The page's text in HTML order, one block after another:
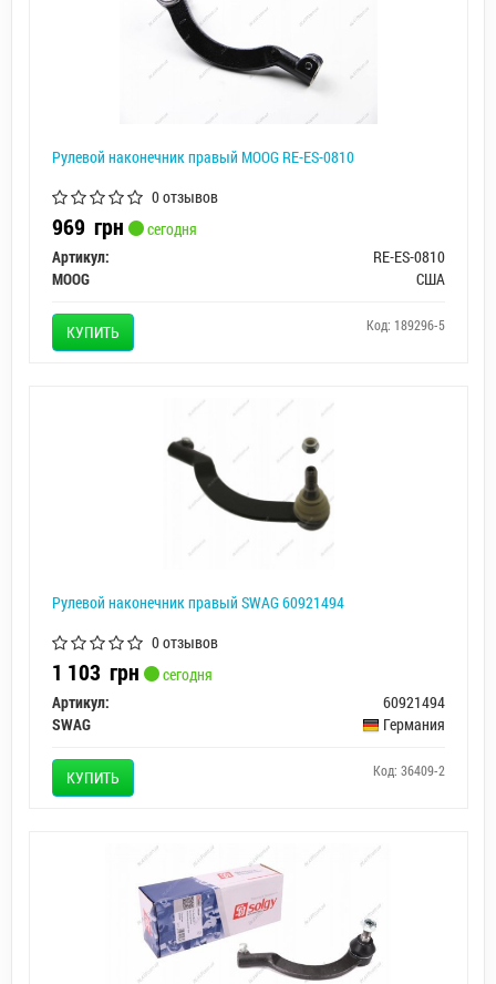
Рулевой наконечник правый MOOG RE-ES-0810
0 отзывов
969 грн
сегодня
Артикул:
RE-ES-0810
MOOG
США
КУПИТЬ Код: 189296-5
Рулевой наконечник правый SWAG 60921494
0 отзывов
1 103 грн
сегодня
Артикул:
60921494
SWAG
Германия
КУПИТЬ Код: 36409-2